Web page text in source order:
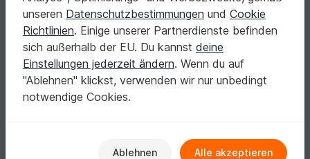
Beanie Mütze Potzblitz + Hamburg Ahoi
unseren Datenschutzbestimmungen und Cookie
Richtlinien. Einige unserer Partnerdienste befinden
sich außerhalb der EU. Du kannst deine
Einstellungen jederzeit ändern. Wenn du auf
"Ablehnen" klickst, verwenden wir nur unbedingt
notwendige Cookies.
Ablehnen Alle akzeptieren